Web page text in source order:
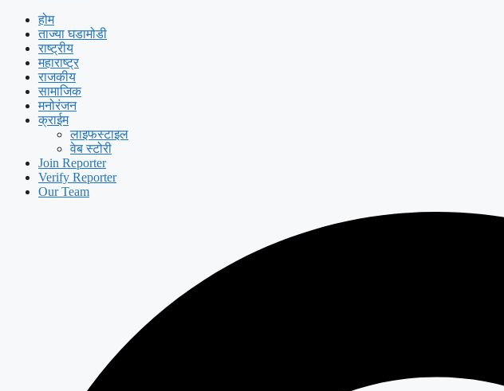
होम
ताज्या घडामोडी
राष्ट्रीय
महाराष्ट्र
राजकीय
सामाजिक
मनोरंजन
क्राईम
लाइफस्टाइल
वेब स्टोरी
Join Reporter
Verify Reporter
Our Team